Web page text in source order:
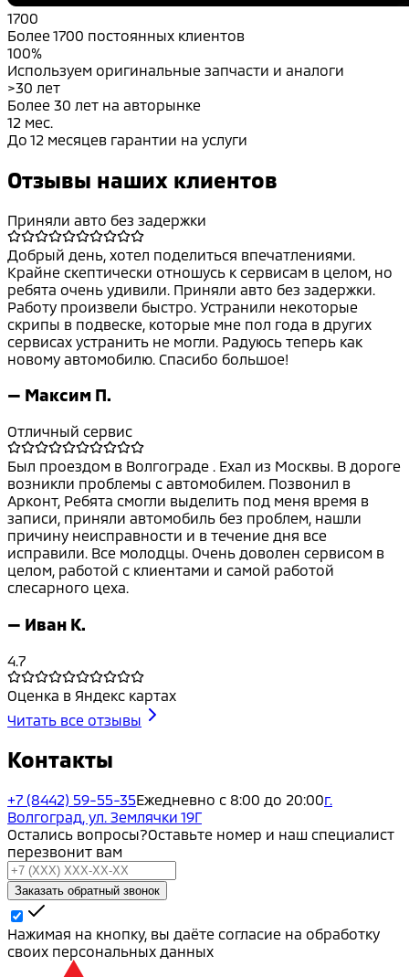
1700
Более 1700 постоянных клиентов
100%
Используем оригинальные запчасти и аналоги
>30 лет
Более 30 лет на авторынке
12 мес.
До 12 месяцев гарантии на услуги
Отзывы наших клиентов
Приняли авто без задержки
Добрый день, хотел поделиться впечатлениями.
Крайне скептически отношусь к сервисам в целом, но
ребята очень удивили. Приняли авто без задержки.
Работу произвели быстро. Устранили некоторые
скрипы в подвеске, которые мне пол года в других
сервисах устранить не могли. Радуюсь теперь как
новому автомобилю. Спасибо большое!
— Максим П.
Отличный сервис
Был проездом в Волгограде . Ехал из Москвы. В дороге
возникли проблемы с автомобилем. Позвонил в
Арконт, Ребята смогли выделить под меня время в
записи, приняли автомобиль без проблем, нашли
причину неисправности и в течение дня все
исправили. Все молодцы. Очень доволен сервисом в
целом, работой с клиентами и самой работой
слесарного цеха.
— Иван К.
4.7
Оценка в Яндекс картах
Читать все отзывы
Контакты
+7 (8442) 59-55-35Ежедневно с 8:00 до 20:00г.
Волгоград, ул. Землячки 19Г
Остались вопросы?Оставьте номер и наш специалист
перезвонит вам
Заказать обратный звонок
Нажимая на кнопку, вы даёте согласие на обработку
своих персональных данных